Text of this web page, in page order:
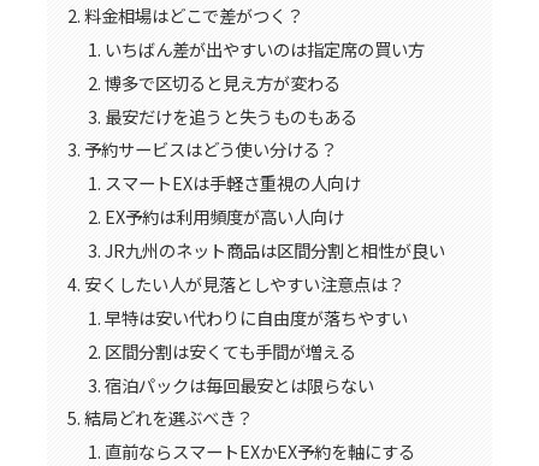
料金相場はどこで差がつく？
いちばん差が出やすいのは指定席の買い方
博多で区切ると見え方が変わる
最安だけを追うと失うものもある
予約サービスはどう使い分ける？
スマートEXは手軽さ重視の人向け
EX予約は利用頻度が高い人向け
JR九州のネット商品は区間分割と相性が良い
安くしたい人が見落としやすい注意点は？
早特は安い代わりに自由度が落ちやすい
区間分割は安くても手間が増える
宿泊パックは毎回最安とは限らない
結局どれを選ぶべき？
直前ならスマートEXかEX予約を軸にする